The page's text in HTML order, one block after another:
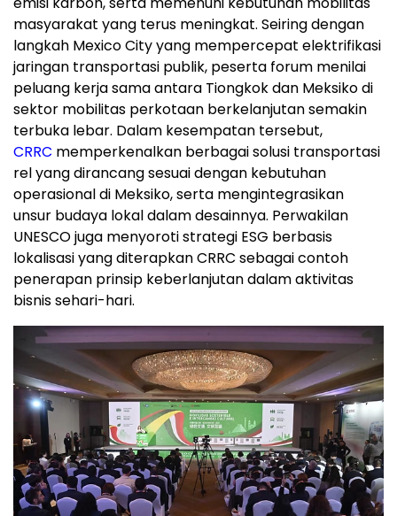
masyarakat yang terus meningkat. Seiring dengan
langkah Mexico City yang mempercepat elektrifikasi
jaringan transportasi publik, peserta forum menilai
peluang kerja sama antara Tiongkok dan Meksiko di
sektor mobilitas perkotaan berkelanjutan semakin
terbuka lebar. Dalam kesempatan tersebut,
CRRC memperkenalkan berbagai solusi transportasi
rel yang dirancang sesuai dengan kebutuhan
operasional di Meksiko, serta mengintegrasikan
unsur budaya lokal dalam desainnya. Perwakilan
UNESCO juga menyoroti strategi ESG berbasis
lokalisasi yang diterapkan CRRC sebagai contoh
penerapan prinsip keberlanjutan dalam aktivitas
bisnis sehari-hari.